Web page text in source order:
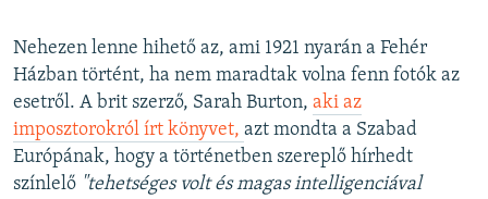
Valamennyi RFE/RL weboldal
Nehezen lenne hihető az, ami 1921 nyarán a Fehér
Házban történt, ha nem maradtak volna fenn fotók az
esetről. A brit szerző, Sarah Burton, aki az
imposztorokról írt könyvet, azt mondta a Szabad
Európának, hogy a történetben szereplő hírhedt
színlelő "tehetséges volt és magas intelligenciával